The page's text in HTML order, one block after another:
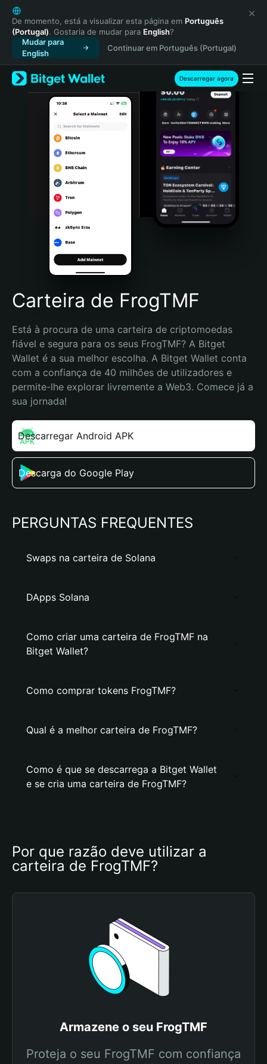
English
日本語
Tiếng Việt
Русский
Español (Latinoamérica)
Türkçe
Italiano
Português (Portugal)
Bahasa Indonesia
Português (Brasil)
Español (Argentina)
De momento, está a visualizar esta página em Português
(Portugal). Gostaria de mudar para English?
Mudar para
English
Continuar em Português (Portugal)
Descarregar agora
Carteira de FrogTMF
Está à procura de uma carteira de criptomoedas
fiável e segura para os seus FrogTMF? A Bitget
Wallet é a sua melhor escolha. A Bitget Wallet conta
com a confiança de 40 milhões de utilizadores e
permite-lhe explorar livremente a Web3. Comece já a
sua jornada!
Descarregar Android APK
Descarga do Google Play
PERGUNTAS FREQUENTES
Swaps na carteira de Solana
DApps Solana
Como criar uma carteira de FrogTMF na
Bitget Wallet?
Como comprar tokens FrogTMF?
Qual é a melhor carteira de FrogTMF?
Como é que se descarrega a Bitget Wallet
e se cria uma carteira de FrogTMF?
Por que razão deve utilizar a
carteira de FrogTMF?
Armazene o seu FrogTMF
Proteja o seu FrogTMF com confiança